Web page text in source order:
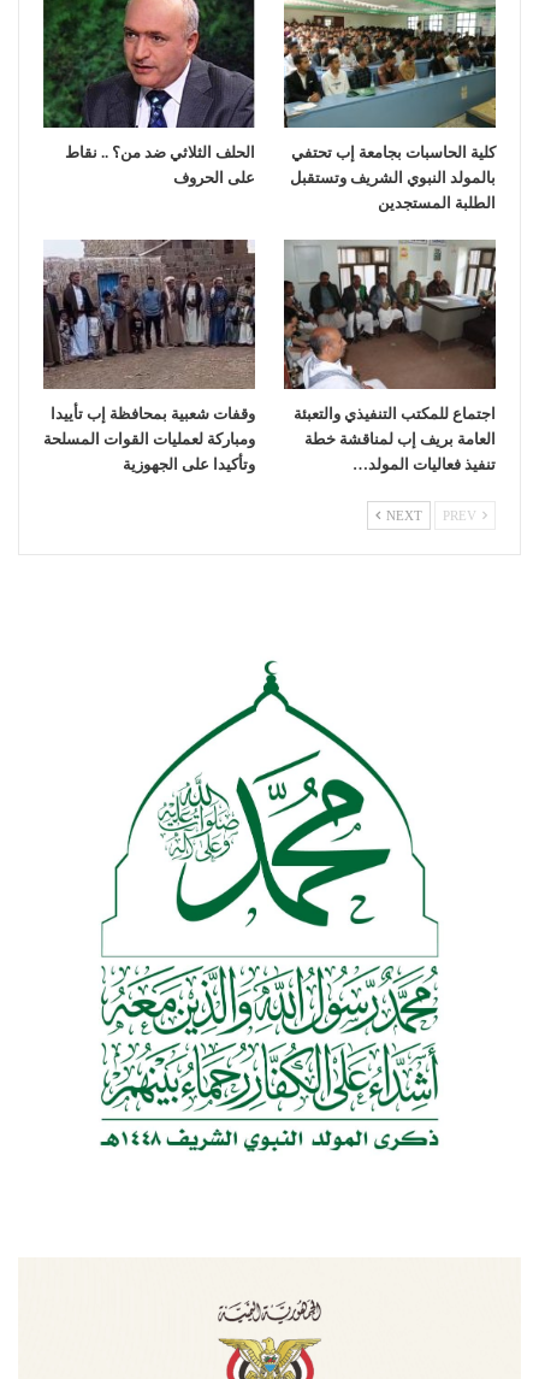
كلية الحاسبات بجامعة إب تحتفي
بالمولد النبوي الشريف وتستقبل
الطلبة المستجدين
الحلف الثلاثي ضد من؟ .. نقاط
على الحروف
اجتماع للمكتب التنفيذي والتعبئة
العامة بريف إب لمناقشة خطة
تنفيذ فعاليات المولد…
وقفات شعبية بمحافظة إب تأييدا
ومباركة لعمليات القوات المسلحة
وتأكيدا على الجهوزية
NEXT